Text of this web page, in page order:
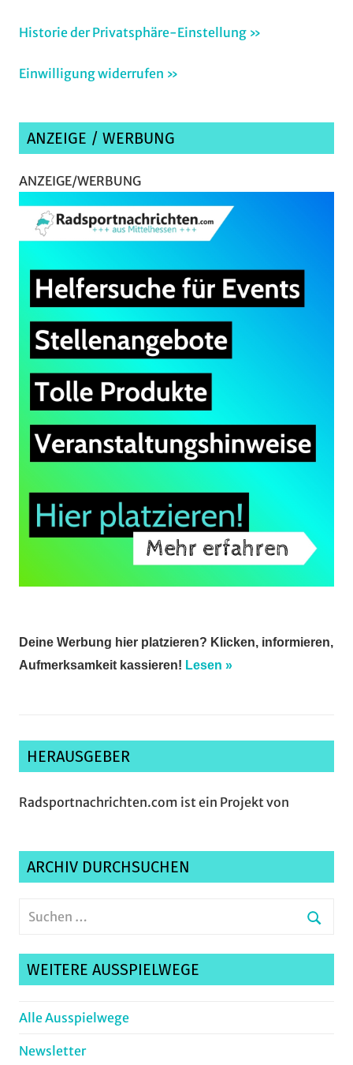
Historie der Privatsphäre-Einstellung »
Einwilligung widerrufen »
ANZEIGE / WERBUNG
ANZEIGE/WERBUNG
Deine Werbung hier platzieren? Klicken, informieren,
Aufmerksamkeit kassieren! Lesen »
HERAUSGEBER
Radsportnachrichten.com ist ein Projekt von
ARCHIV DURCHSUCHEN
Suchen
WEITERE AUSSPIELWEGE
Alle Ausspielwege
Newsletter